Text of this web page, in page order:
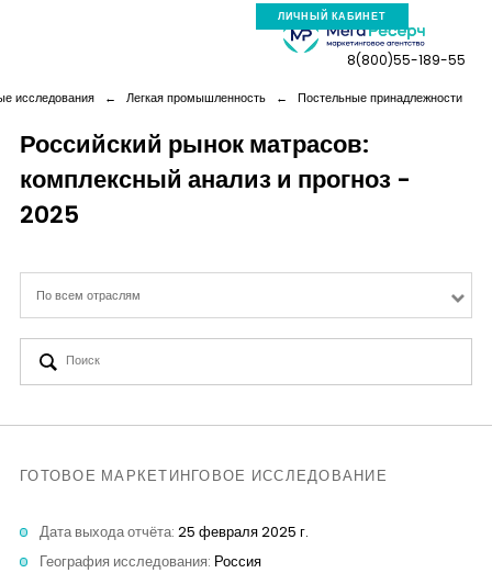
ЛИЧНЫЙ КАБИНЕТ
Компания
Новая реальность
Кейсы
8(800)55-189-55
исследования ← Легкая промышленность ← Постельные принадлежности
Российский рынок матрасов:
комплексный анализ и прогноз -
2025
По всем отраслям
ГОТОВОЕ МАРКЕТИНГОВОЕ ИССЛЕДОВАНИЕ
Дата выхода отчёта: 25 февраля 2025 г.
География исследования: Россия